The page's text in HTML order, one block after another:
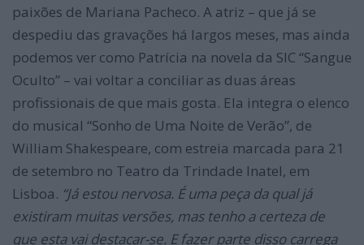
paixões de Mariana Pacheco. A atriz – que já se
despediu das gravações há largos meses, mas ainda
podemos ver como Patrícia na novela da SIC “Sangue
Oculto” – vai voltar a conciliar as duas áreas
profissionais de que mais gosta. Ela integra o elenco
do musical “Sonho de Uma Noite de Verão”, de
William Shakespeare, com estreia marcada para 21
de setembro no Teatro da Trindade Inatel, em
Lisboa. “Já estou nervosa. É uma peça da qual já
existiram muitas versões, mas tenho a certeza de
que esta vai destacar-se. E fazer parte disso carrega